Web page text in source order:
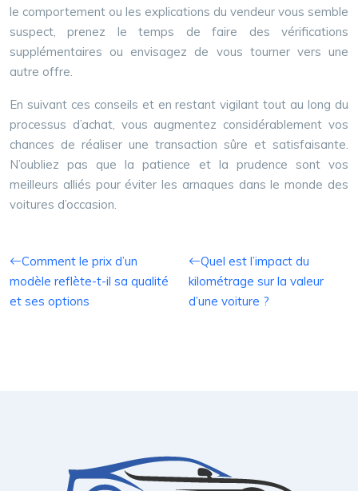
le comportement ou les explications du vendeur vous semble
suspect, prenez le temps de faire des vérifications
supplémentaires ou envisagez de vous tourner vers une
autre offre.
En suivant ces conseils et en restant vigilant tout au long du
processus d’achat, vous augmentez considérablement vos
chances de réaliser une transaction sûre et satisfaisante.
N’oubliez pas que la patience et la prudence sont vos
meilleurs alliés pour éviter les arnaques dans le monde des
voitures d’occasion.
Comment le prix d’un
modèle reflète-t-il sa qualité
et ses options
Quel est l’impact du
kilométrage sur la valeur
d’une voiture ?